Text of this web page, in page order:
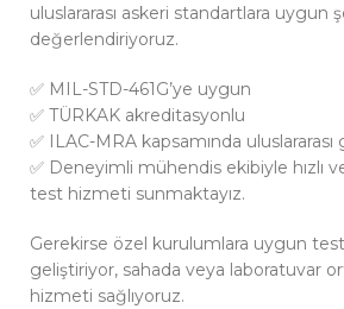
uluslararası askeri standartlara uygun
değerlendiriyoruz.
✅ MIL-STD-461G’ye uygun
✅ TÜRKAK akreditasyonlu
✅ ILAC-MRA kapsamında uluslararası
✅ Deneyimli mühendis ekibiyle hızlı
test hizmeti sunmaktayız.
Gerekirse özel kurulumlara uygun
geliştiriyor, sahada veya laboratuvar
hizmeti sağlıyoruz.